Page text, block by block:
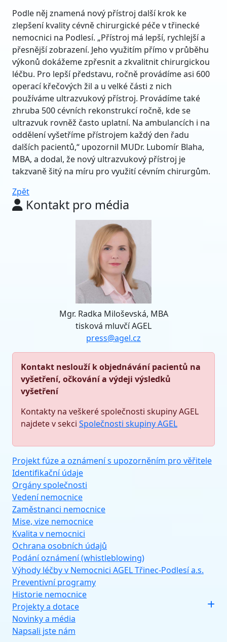
Podle něj znamená nový přístroj další krok ke
zlepšení kvality cévně chirurgické péče v třinecké
nemocnici na Podlesí. „Přístroj má lepší, rychlejší a
přesnější zobrazení. Jeho využitím přímo v průběhu
výkonů dokážeme zpřesnit a zkvalitnit chirurgickou
léčbu. Pro lepší představu, ročně provádíme asi 600
operací křečových žil a u velké části z nich
používáme ultrazvukový přístroj. Provádíme také
zhruba 500 cévních rekonstrukcí ročně, kde se
ultrazvuk rovněž často uplatní. Na ambulancích i na
oddělení vyšetříme přístrojem každý den řadu
dalších pacientů,“ upozornil MUDr. Lubomír Blaha,
MBA, a dodal, že nový ultrazvukový přístroj je
takzvaně šitý na míru pro využití cévním chirurgům.
Zpět
Kontakt pro média
Mgr. Radka Miloševská, MBA
tisková mluvčí AGEL
press@agel.cz
Kontakt neslouží k objednávání pacientů na
vyšetření, očkování a výdeji výsledků
vyšetření
Kontakty na veškeré společnosti skupiny AGEL
najdete v sekci Společnosti skupiny AGEL
Projekt fúze a oznámení s upozorněním pro věřitele
Identifikační údaje
Orgány společnosti
Vedení nemocnice
Zaměstnanci nemocnice
Mise, vize nemocnice
Kvalita v nemocnici
Ochrana osobních údajů
Podání oznámení (whistleblowing)
Výhody léčby v Nemocnici AGEL Třinec-Podlesí a.s.
Preventivní programy
Historie nemocnice
Projekty a dotace
Novinky a média
Napsali jste nám